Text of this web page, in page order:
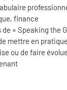
finance
« Speaking the
mettre en
ou de faire